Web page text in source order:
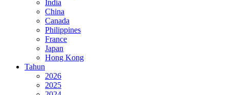
India
China
Canada
Philippines
France
Japan
Hong Kong
Tahun
2026
2025